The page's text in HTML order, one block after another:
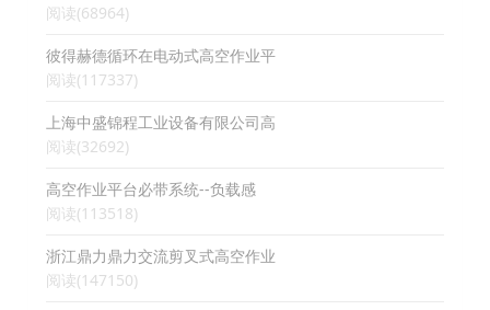
阅读(68964)
彼得赫德循环在电动式高空作业平
阅读(117337)
上海中盛锦程工业设备有限公司高
阅读(32692)
高空作业平台必带系统--负载感
阅读(113518)
浙江鼎力鼎力交流剪叉式高空作业
阅读(147150)